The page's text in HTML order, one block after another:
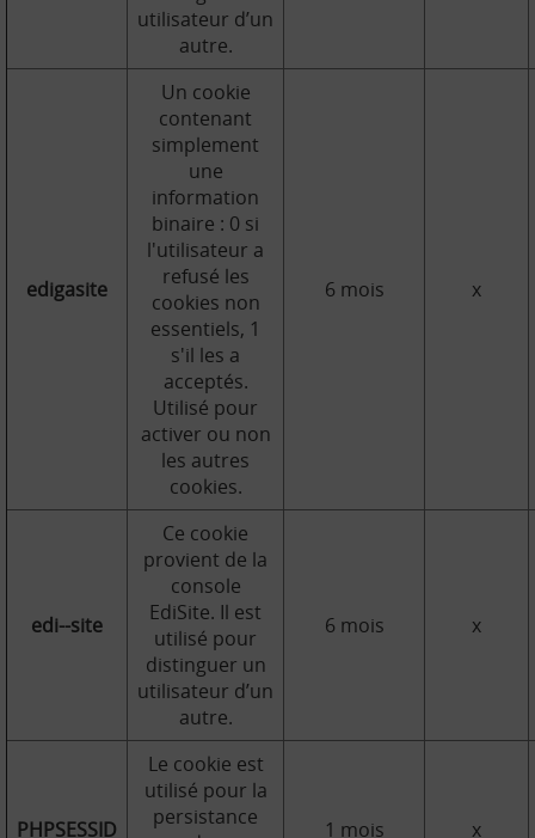
utilisateur d’un
autre.
edigasite
Un cookie
contenant
simplement
une
information
binaire : 0 si
l'utilisateur a
refusé les
cookies non
essentiels, 1
s'il les a
acceptés.
Utilisé pour
activer ou non
les autres
cookies.
6 mois x
edi--site
Ce cookie
provient de la
console
EdiSite. Il est
utilisé pour
distinguer un
utilisateur d’un
autre.
6 mois x
PHPSESSID
Le cookie est
utilisé pour la
persistance
1 mois x